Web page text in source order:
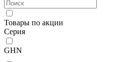
Товары по акции
Серия
GHN